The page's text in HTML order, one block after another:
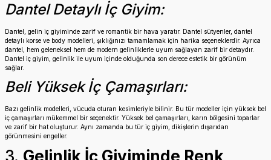
Dantel Detaylı İç Giyim:
Dantel, gelin iç giyiminde zarif ve romantik bir hava yaratır. Dantel sütyenler, dantel
detaylı korse ve body modelleri, şıklığınızı tamamlamak için harika seçeneklerdir. Ayrıca
dantel, hem geleneksel hem de modern gelinliklerle uyum sağlayan zarif bir detaydır.
Dantel iç giyim, gelinlik ile uyum içinde olduğunda son derece estetik bir görünüm
sağlar.
Beli Yüksek İç Çamaşırları:
Bazı gelinlik modelleri, vücuda oturan kesimleriyle bilinir. Bu tür modeller için yüksek bel
iç çamaşırları mükemmel bir seçenektir. Yüksek bel çamaşırları, karın bölgesini toparlar
ve zarif bir hat oluşturur. Aynı zamanda bu tür iç giyim, dikişlerin dışarıdan
görünmesini engeller.
3. Gelinlik İç Giyiminde Renk